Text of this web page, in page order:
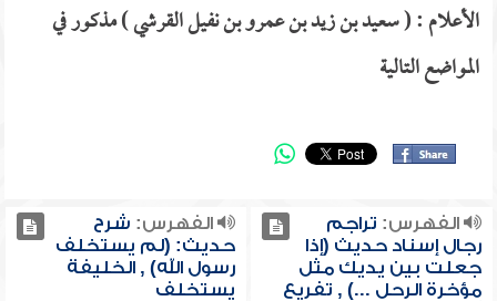
الأعلام : ( سعيد بن زيد بن عمرو بن نفيل القرشي ) مذكور في
المواضع التالية
الفهرس: تراجم
رجال إسناد حديث (إذا
جعلت بين يديك مثل
مؤخرة الرحل ...) , تفريع
الفهرس: شرح
حديث: (لم يستخلف
رسول الله) , الخليفة
يستخلف